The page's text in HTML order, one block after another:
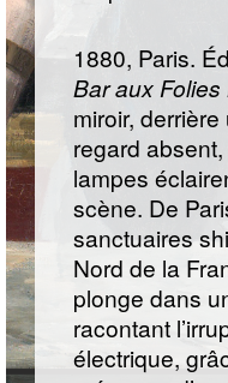
1880, Paris.
Bar aux
miroir,
regard
lampes
scène. De
sanctuaires
Nord de la
plonge dans
racontant
électrique,